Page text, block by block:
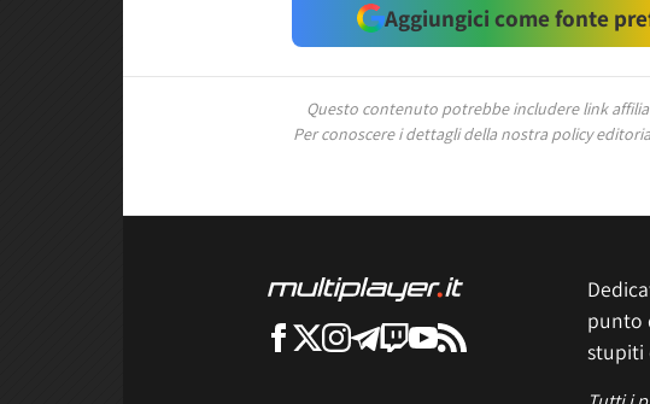
Aggiungici come fonte
Questo contenuto potrebbe includere link
Per conoscere i dettagli della nostra policy
punto
stupiti